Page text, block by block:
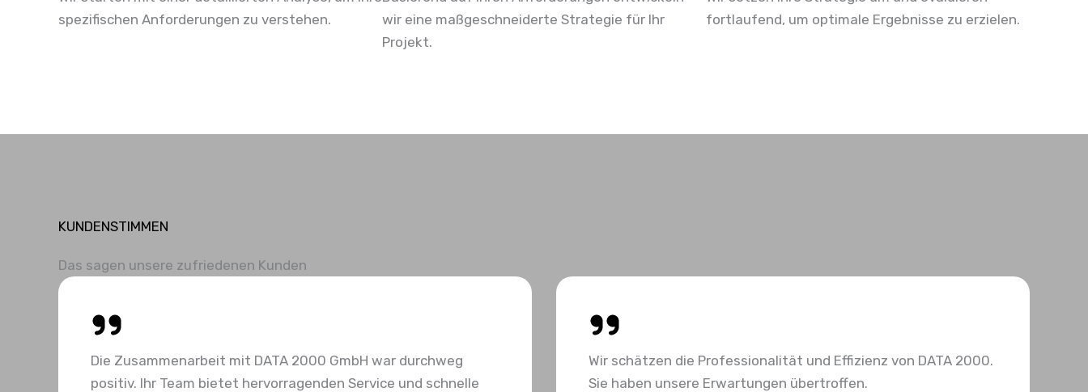
spezifischen Anforderungen zu verstehen.
wir eine maßgeschneiderte Strategie für Ihr
Projekt.
fortlaufend, um optimale Ergebnisse zu erzielen.
KUNDENSTIMMEN
Das sagen unsere zufriedenen Kunden
Die Zusammenarbeit mit DATA 2000 GmbH war durchweg
positiv. Ihr Team bietet hervorragenden Service und schnelle
Wir schätzen die Professionalität und Effizienz von DATA 2000.
Sie haben unsere Erwartungen übertroffen.